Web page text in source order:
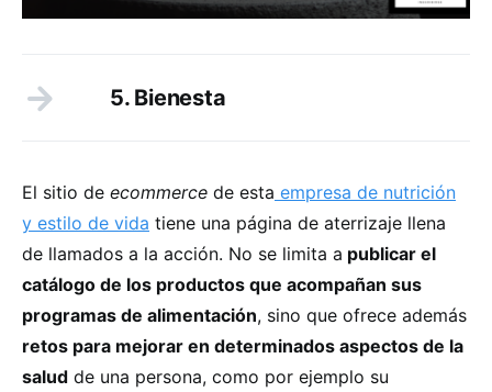
5. Bienesta
El sitio de ecommerce de esta empresa de nutrición
y estilo de vida tiene una página de aterrizaje llena
de llamados a la acción. No se limita a publicar el
catálogo de los productos que acompañan sus
programas de alimentación, sino que ofrece además
retos para mejorar en determinados aspectos de la
salud de una persona, como por ejemplo su